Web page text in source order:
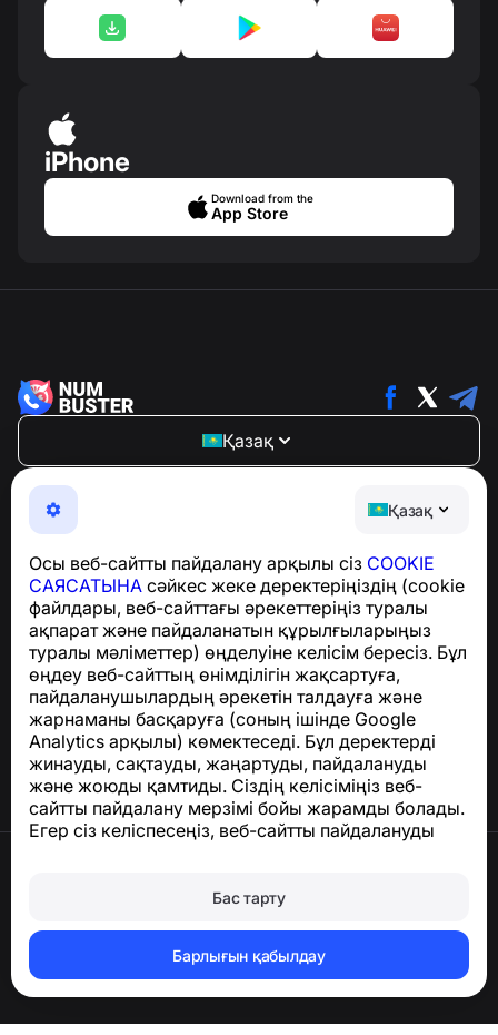
Қазақ
Осы веб-сайтты пайдалану арқылы сіз COOKIE
САЯСАТЫНА сәйкес жеке деректеріңіздің (cookie
файлдары, веб-сайттағы әрекеттеріңіз туралы
ақпарат және пайдаланатын құрылғыларыңыз
туралы мәліметтер) өңделуіне келісім бересіз. Бұл
өңдеу веб-сайттың өнімділігін жақсартуға,
пайдаланушылардың әрекетін талдауға және
жарнаманы басқаруға (соның ішінде Google
Analytics арқылы) көмектеседі. Бұл деректерді
жинауды, сақтауды, жаңартуды, пайдалануды
және жоюды қамтиды. Сіздің келісіміңіз веб-
сайтты пайдалану мерзімі бойы жарамды болады.
Егер сіз келіспесеңіз, веб-сайтты пайдалануды
Бас тарту
Барлығын қабылдау
iPhone
Download from the
App Store
Қазақ
NumBuster © 2013—2026 ·
Телефон алаяқтарынан, спамнан және қажетсіз
хабарламалардан қорғайтын ыңғайлы қолданба
үшін: support@numbuster.com
Анықтама орталығы
Жаңалықтар мен
мақалалар
Жоба туралы
Байланыс
Тіркелгіні және жеке деректерді жою